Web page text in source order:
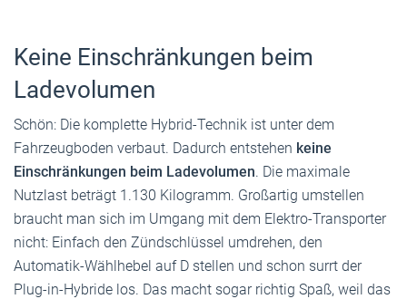
Keine Einschränkungen beim
Ladevolumen
Schön: Die komplette Hybrid-Technik ist unter dem
Fahrzeugboden verbaut. Dadurch entstehen keine
Einschränkungen beim Ladevolumen. Die maximale
Nutzlast beträgt 1.130 Kilogramm. Großartig umstellen
braucht man sich im Umgang mit dem Elektro-Transporter
nicht: Einfach den Zündschlüssel umdrehen, den
Automatik-Wählhebel auf D stellen und schon surrt der
Plug-in-Hybride los. Das macht sogar richtig Spaß, weil das